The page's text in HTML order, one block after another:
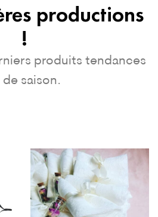
productions
!
produits tendances
saison.